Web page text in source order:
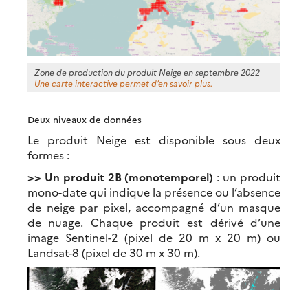
Zone de production du produit Neige en septembre 2022
Une carte interactive permet d’en savoir plus.
Deux niveaux de données
Le produit Neige est disponible sous deux
formes :
>> Un produit 2B (monotemporel) : un produit
mono-date qui indique la présence ou l’absence
de neige par pixel, accompagné d’un masque
de nuage. Chaque produit est dérivé d’une
image Sentinel-2 (pixel de 20 m x 20 m) ou
Landsat-8 (pixel de 30 m x 30 m).